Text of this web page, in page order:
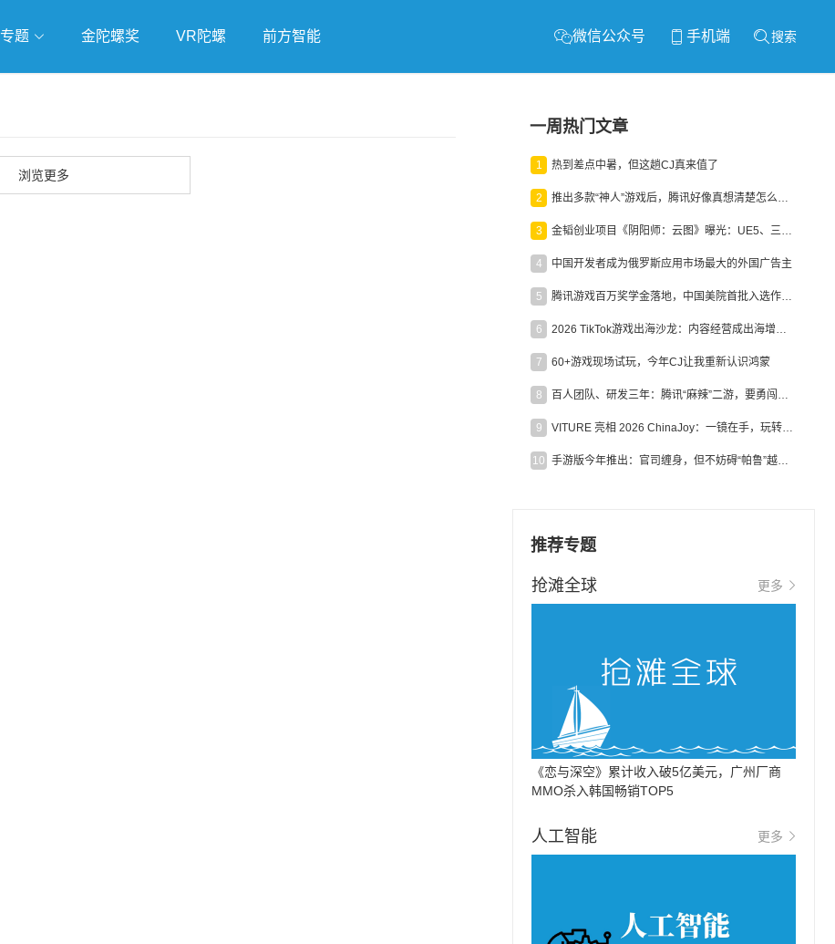
专题 金陀螺奖 VR陀螺 前方智能 微信公众号 手机端 搜索
浏览更多
一周热门文章
1 热到差点中暑，但这趟CJ真来值了
2 推出多款“神人”游戏后，腾讯好像真想清楚怎么做二次元了
3 金韬创业项目《阴阳师：云图》曝光：UE5、三端互通、ARPG
4 中国开发者成为俄罗斯应用市场最大的外国广告主
5 腾讯游戏百万奖学金落地，中国美院首批入选作品获业内关注
6 2026 TikTok游戏出海沙龙：内容经营成出海增长新引擎
7 60+游戏现场试玩，今年CJ让我重新认识鸿蒙
8 百人团队、研发三年：腾讯“麻辣”二游，要勇闯男性恋爱市场
9 VITURE 亮相 2026 ChinaJoy：一镜在手，玩转全场！
10 手游版今年推出：官司缠身，但不妨碍“帕鲁”越来越火
推荐专题
抢滩全球 更多
《恋与深空》累计收入破5亿美元，广州厂商
MMO杀入韩国畅销TOP5
人工智能 更多